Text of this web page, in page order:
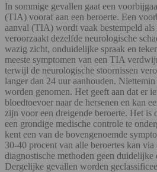
In sommige gevallen gaat een
(TIA) vooraf aan een beroerte. Een
aanval (TIA) wordt vaak bestempeld als
veroorzaakt dezelfde neurologische
wazig zicht, onduidelijke spraak en
meeste symptomen van een TIA
terwijl de neurologische stoornissen
langer dan 24 uur aanhouden.
worden genomen. Het geeft aan dat er
bloedtoevoer naar de hersenen en kan
zijn voor een dreigende beroerte. Het is
een grondige medische controle te
kent een van de bovengenoemde
30-40 procent van alle beroertes kan
diagnostische methoden geen
Dergelijke gevallen worden